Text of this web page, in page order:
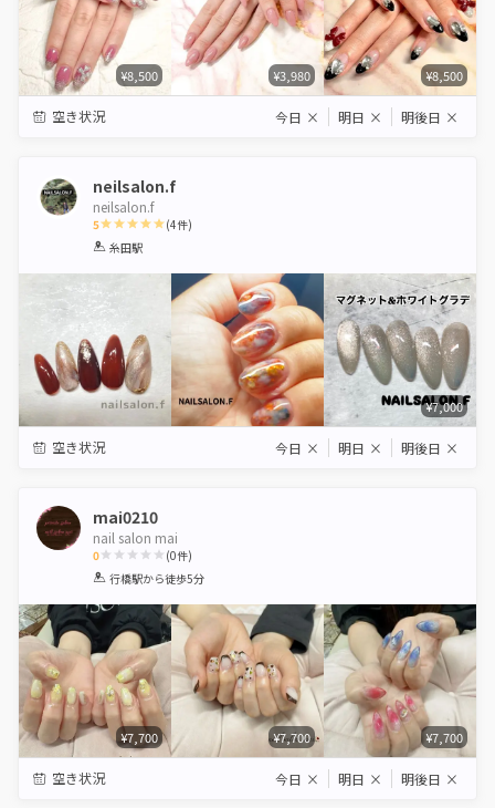
¥8,500 ¥3,980 ¥8,500
空き状況 今日 × 明日 × 明後日 ×
neilsalon.f
neilsalon.f
5
1 2 3 4
(4件)
糸田駅
¥7,000
空き状況 今日 × 明日 × 明後日 ×
mai0210
nail salon mai
0
1 2 3 4 5
(0件)
行橋駅から徒歩5分
¥7,700 ¥7,700 ¥7,700
空き状況 今日 × 明日 × 明後日 ×